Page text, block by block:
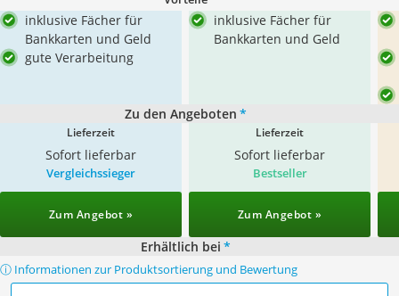
inklusive Fächer für
Bankkarten und Geld
gute Verarbeitung
inklusive Fächer für
Bankkarten und Geld
Zu den Angeboten *
Lieferzeit
Sofort lieferbar
Lieferzeit
Sofort lieferbar
Vergleichssieger
Zum Angebot »
Bestseller
Zum Angebot »
Erhältlich bei *
ⓘ Informationen zur Produktsortierung und Bewertung